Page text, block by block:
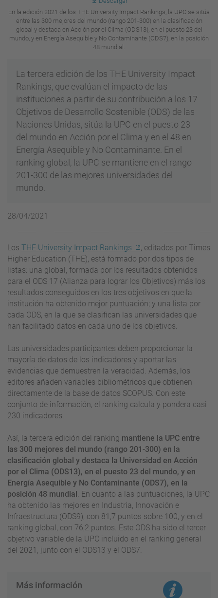
En la edición 2021 de los THE University Impact Rankings, la UPC se sitúa
entre las 300 mejores del mundo (rango 201-300) en la clasificación
global y destaca en Acción por el Clima (ODS13), en el puesto 23 del
mundo, y en Energía Asequible y No Contaminante (ODS7), en la posición
48 mundial.
La tercera edición de los THE University Impact
Rankings, que evalúan el impacto de las
instituciones a partir de su contribución a los 17
Objetivos de Desarrollo Sostenible (ODS) de las
Naciones Unidas, sitúa la UPC en el puesto 23
del mundo en Acción por el Clima y en el 48 en
Energía Asequible y No Contaminante. En el
ranking global, la UPC se mantiene en el rango
201-300 de las mejores universidades del
mundo.
28/04/2021
Los THE University Impact Rankings
, editados por Times
Higher Education (THE), está formado por dos tipos de
listas: una global, formada por los resultados obtenidos
para el ODS 17 (Alianza para lograr los Objetivos) más los
resultados conseguidos en los tres objetivos en que la
institución ha obtenido mejor puntuación; y una lista por
cada ODS, en la que se clasifican las universidades que
han facilitado datos en cada uno de los objetivos.
Las universidades participantes deben proporcionar la
mayoría de datos de los indicadores y aportar las
evidencias que demuestren la veracidad. Además, los
editores añaden variables bibliométricos que obtienen
directamente de la base de datos SCOPUS. Con este
conjunto de información, el ranking calcula y pondera casi
230 indicadores.
Así, la tercera edición del ranking mantiene la UPC entre
las 300 mejores del mundo (rango 201-300) en la
clasificación global y destaca la Universidad en Acción
por el Clima (ODS13), en el puesto 23 del mundo, y en
Energía Asequible y No Contaminante (ODS7), en la
posición 48 mundial . En cuanto a las puntuaciones, la UPC
ha obtenido las mejores en Industria, Innovación e
Infraestructura (ODS9), con 81,7 puntos sobre 100, y en el
ranking global, con 76,2 puntos. Este ODS ha sido el tercer
objetivo variable de la UPC incluido en el ranking general
del 2021, junto con el ODS13 y el ODS7.
Más información